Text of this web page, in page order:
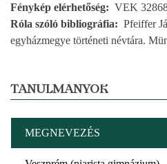
Fénykép elérhetőség
VEK
Róla szóló bibliográfia
Pfeiffer
egyházmegye történeti névtára.
TANULMÁNYOK
MEGNEVEZÉS